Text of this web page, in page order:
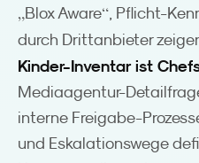
„Blox Aware“ , Pflicht-
durch Drittanbieter
Kinder-Inventar ist
Mediaagentur-
interne Freigabe-
und Eskalationswege